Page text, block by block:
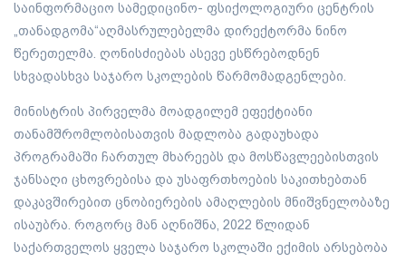
საინფორმაციო სამედიცინო- ფსიქოლოგიური ცენტრის
„თანადგომა“აღმასრულებელმა დირექტორმა ნინო
წერეთელმა. ღონისძიებას ასევე ესწრებოდნენ
სხვადასხვა საჯარო სკოლების წარმომადგენლები.
მინისტრის პირველმა მოადგილემ ეფექტიანი
თანამშრომლობისათვის მადლობა გადაუხადა
პროგრამაში ჩართულ მხარეებს და მოსწავლეებისთვის
ჯანსაღი ცხოვრებისა და უსაფრთხოების საკითხებთან
დაკავშირებით ცნობიერების ამაღლების მნიშვნელობაზე
ისაუბრა. როგორც მან აღნიშნა, 2022 წლიდან
საქართველოს ყველა საჯარო სკოლაში ექიმის არსებობა